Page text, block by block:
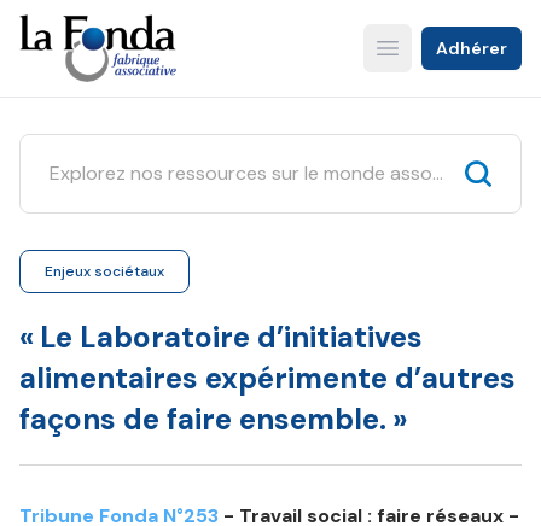
Aller
au
contenu
principal
Open main menu
Adhérer
Enjeux sociétaux
« Le Laboratoire d’initiatives
alimentaires expérimente d’autres
façons de faire ensemble. »
Tribune Fonda N°253 - Travail social : faire réseaux -